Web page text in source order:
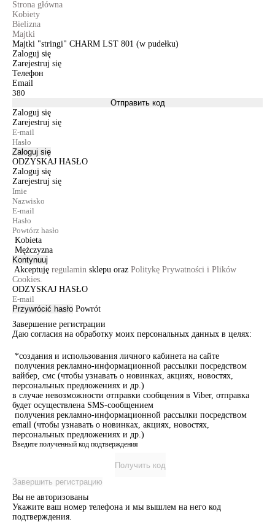
Strona główna
Kobiety
Bielizna
Majtki
Majtki "stringi" CHARM LST 801 (w pudełku)
Zaloguj się
Zarejestruj się
Телефон
Email
Отправить код
Zaloguj się
Zarejestruj się
Zaloguj się
ODZYSKAJ HASŁO
Zaloguj się
Zarejestruj się
Kobieta
Mężczyzna
Kontynuuj
Akceptuję regulamin sklepu oraz Politykę Prywatności i Plików
Cookies.
ODZYSKAJ HASŁO
Przywrócić hasło Powrót
Завершение регистрации
Даю согласия на обработку моих персональных данных в целях:
*создания и использования личного кабинета на сайте
получения рекламно-информационной рассылки посредством
вайбер, смс (чтобы узнавать о новинках, акциях, новостях,
персональных предложениях и др.)
в случае невозможности отправки сообщения в Viber, отправка
будет осуществлена SMS-сообщением
получения рекламно-информационной рассылки посредством
email (чтобы узнавать о новинках, акциях, новостях,
персональных предложениях и др.)
Введите полученный код подтверждения
Получить код
Завершить регистрацию
Вы не авторизованы
Укажите ваш номер телефона и мы вышлем на него код
подтверждения.